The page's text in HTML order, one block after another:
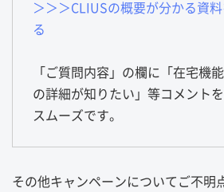
＞＞＞CLIUSの概要が分かる資
る
「ご質問内容」の欄に「在宅機
の詳細が知りたい」等コメント
スムーズです。
その他キャンペーンについてご不明